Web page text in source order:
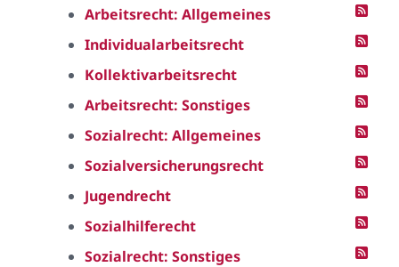
Arbeitsrecht: Allgemeines
Individualarbeitsrecht
Kollektivarbeitsrecht
Arbeitsrecht: Sonstiges
Sozialrecht: Allgemeines
Sozialversicherungsrecht
Jugendrecht
Sozialhilferecht
Sozialrecht: Sonstiges